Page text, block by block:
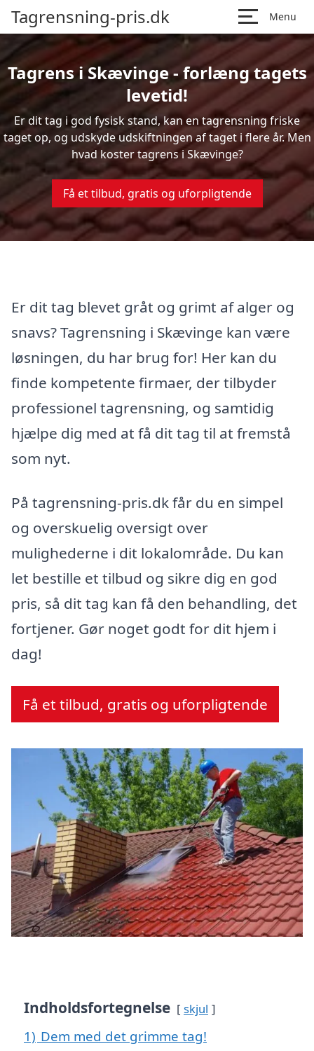
Tagrensning-pris.dk Menu
Tagrens i Skævinge - forlæng tagets
levetid!
Er dit tag i god fysisk stand, kan en tagrensning friske
taget op, og udskyde udskiftningen af taget i flere år. Men
hvad koster tagrens i Skævinge?
Få et tilbud, gratis og uforpligtende
Er dit tag blevet gråt og grimt af alger og
snavs? Tagrensning i Skævinge kan være
løsningen, du har brug for! Her kan du
finde kompetente firmaer, der tilbyder
professionel tagrensning, og samtidig
hjælpe dig med at få dit tag til at fremstå
som nyt.
På tagrensning-pris.dk får du en simpel
og overskuelig oversigt over
mulighederne i dit lokalområde. Du kan
let bestille et tilbud og sikre dig en god
pris, så dit tag kan få den behandling, det
fortjener. Gør noget godt for dit hjem i
dag!
Få et tilbud, gratis og uforpligtende
Indholdsfortegnelse skjul
1) Dem med det grimme tag!